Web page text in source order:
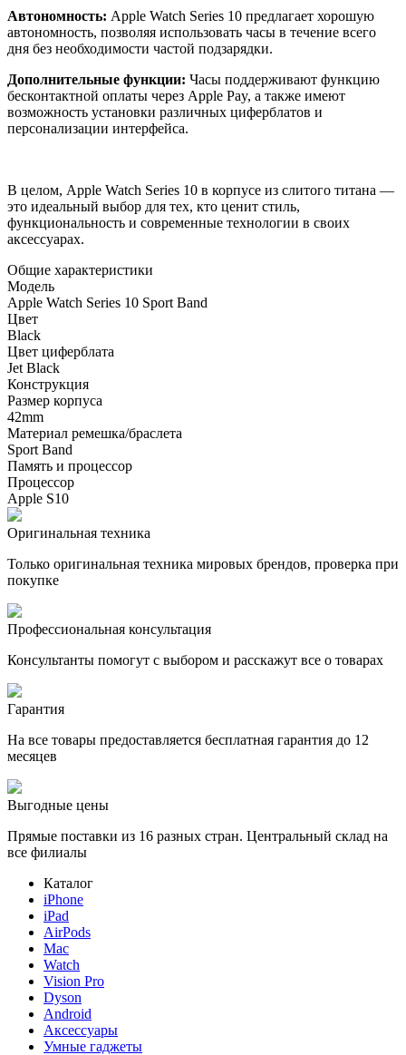
Автономность: Apple Watch Series 10 предлагает хорошую
автономность, позволяя использовать часы в течение всего
дня без необходимости частой подзарядки.
Дополнительные функции: Часы поддерживают функцию
бесконтактной оплаты через Apple Pay, а также имеют
возможность установки различных циферблатов и
персонализации интерфейса.
В целом, Apple Watch Series 10 в корпусе из слитого титана —
это идеальный выбор для тех, кто ценит стиль,
функциональность и современные технологии в своих
аксессуарах.
Общие характеристики
Модель
Apple Watch Series 10 Sport Band
Цвет
Black
Цвет циферблата
Jet Black
Конструкция
Размер корпуса
42mm
Материал ремешка/браслета
Sport Band
Память и процессор
Процессор
Apple S10
Оригинальная техника
Только оригинальная техника мировых брендов, проверка при
покупке
Профессиональная консультация
Консультанты помогут с выбором и расскажут все о товарах
Гарантия
На все товары предоставляется бесплатная гарантия до 12
месяцев
Выгодные цены
Прямые поставки из 16 разных стран. Центральный склад на
все филиалы
Каталог
iPhone
iPad
AirPods
Mac
Watch
Vision Pro
Dyson
Android
Аксессуары
Умные гаджеты